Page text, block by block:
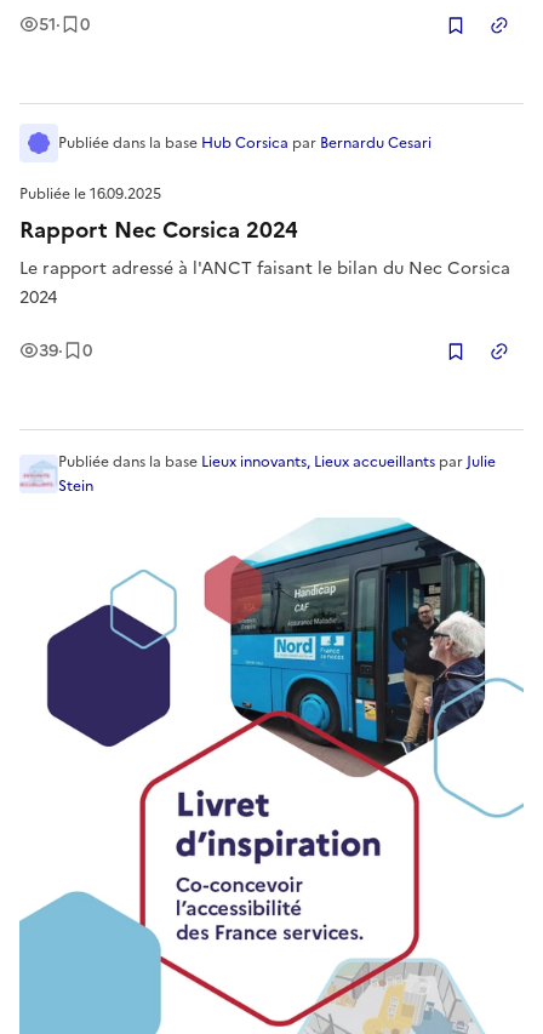
51Vues
· 0Enregistrement
Publiée le16.09.2025
Rapport Nec Corsica 2024
Le rapport adressé à l'ANCT faisant le bilan du Nec Corsica
2024
39Vues
· 0Enregistrement
Publiéedans la base Hub Corsica par Bernardu Cesari
Publiéedans la base Lieux innovants, Lieux accueillants parJulie
Stein